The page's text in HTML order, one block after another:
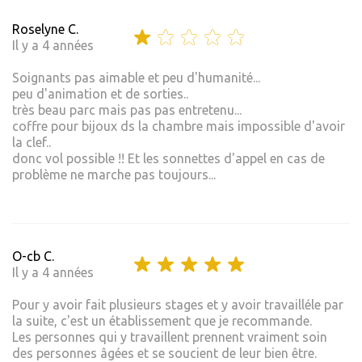
Roselyne C.
Il y a 4 années
Soignants pas aimable et peu d'humanité...
peu d'animation et de sorties..
très beau parc mais pas pas entretenu...
coffre pour bijoux ds la chambre mais impossible d'avoir
la clef..
donc vol possible !! Et les sonnettes d'appel en cas de
problème ne marche pas toujours...
O-cb C.
Il y a 4 années
Pour y avoir fait plusieurs stages et y avoir travailléle par
la suite, c'est un établissement que je recommande.
Les personnes qui y travaillent prennent vraiment soin
des personnes âgées et se soucient de leur bien être.